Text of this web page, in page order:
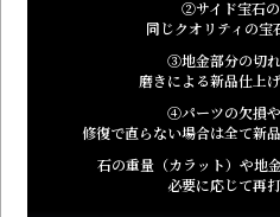
②サイド宝石
同じクオリティの宝
③地金部分の切
磨きによる新品仕上
④パーツの欠損
修復で直らない場合は全て新
石の重量（カラット）や地
必要に応じて再